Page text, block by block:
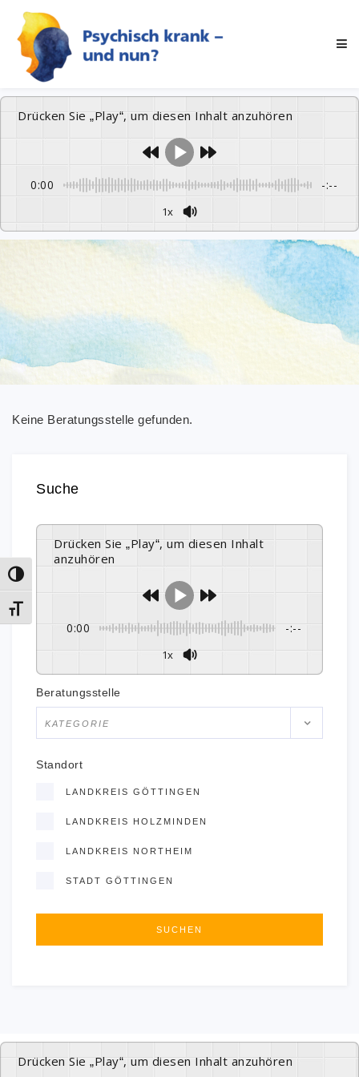
Umschalten auf hohe Kontraste
Schrift vergrößern
Drücken Sie „Play“, um diesen Inhalt anzuhören
0:00 -:--
1x
Keine Beratungsstelle gefunden.
Suche
Drücken Sie „Play“, um diesen Inhalt
anzuhören
0:00 -:--
1x
Beratungsstelle
KATEGORIE
Standort
LANDKREIS GÖTTINGEN
LANDKREIS HOLZMINDEN
LANDKREIS NORTHEIM
STADT GÖTTINGEN
Drücken Sie „Play“, um diesen Inhalt anzuhören